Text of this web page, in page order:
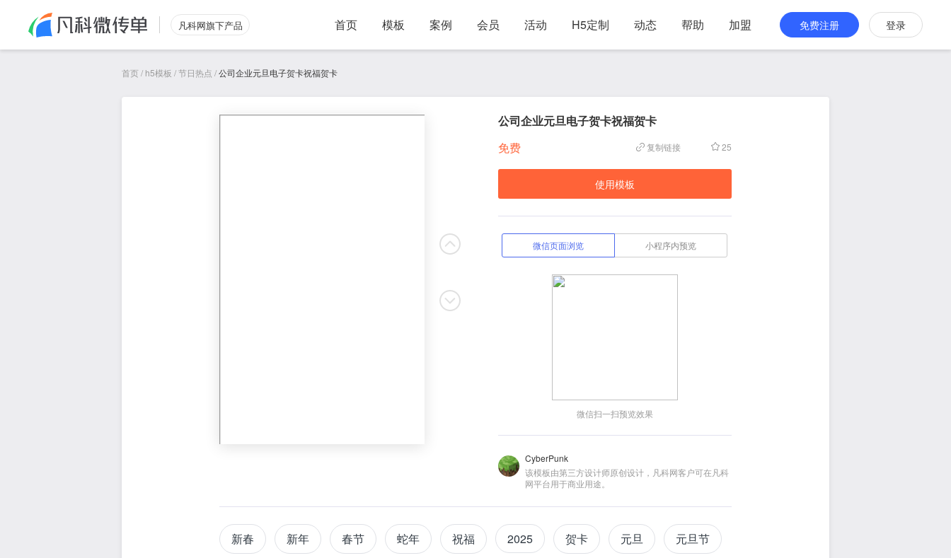
凡科网旗下产品 首页 模板 案例 会员 活动 H5定制 动态 帮助 加盟 免费注册 登录
首页/ h5模板 /节日热点 /公司企业元旦电子贺卡祝福贺卡
公司企业元旦电子贺卡祝福贺卡
免费
复制链接 25
使用模板
微信页面浏览 小程序内预览
微信扫一扫预览效果
CyberPunk
该模板由第三方设计师原创设计，凡科网客户可在凡科
网平台用于商业用途。
新春 新年 春节 蛇年 祝福 2025 贺卡 元旦 元旦节